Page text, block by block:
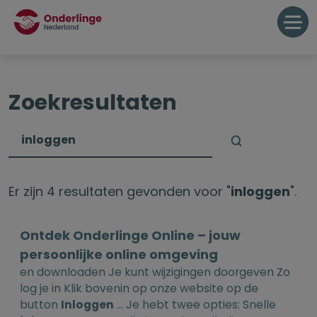
Zoekresultaten
Er zijn 4 resultaten gevonden voor "inloggen".
Ontdek Onderlinge Online – jouw
persoonlijke online omgeving
en downloaden Je kunt wijzigingen doorgeven Zo
log je in Klik bovenin op onze website op de
button Inloggen ... Je hebt twee opties: Snelle